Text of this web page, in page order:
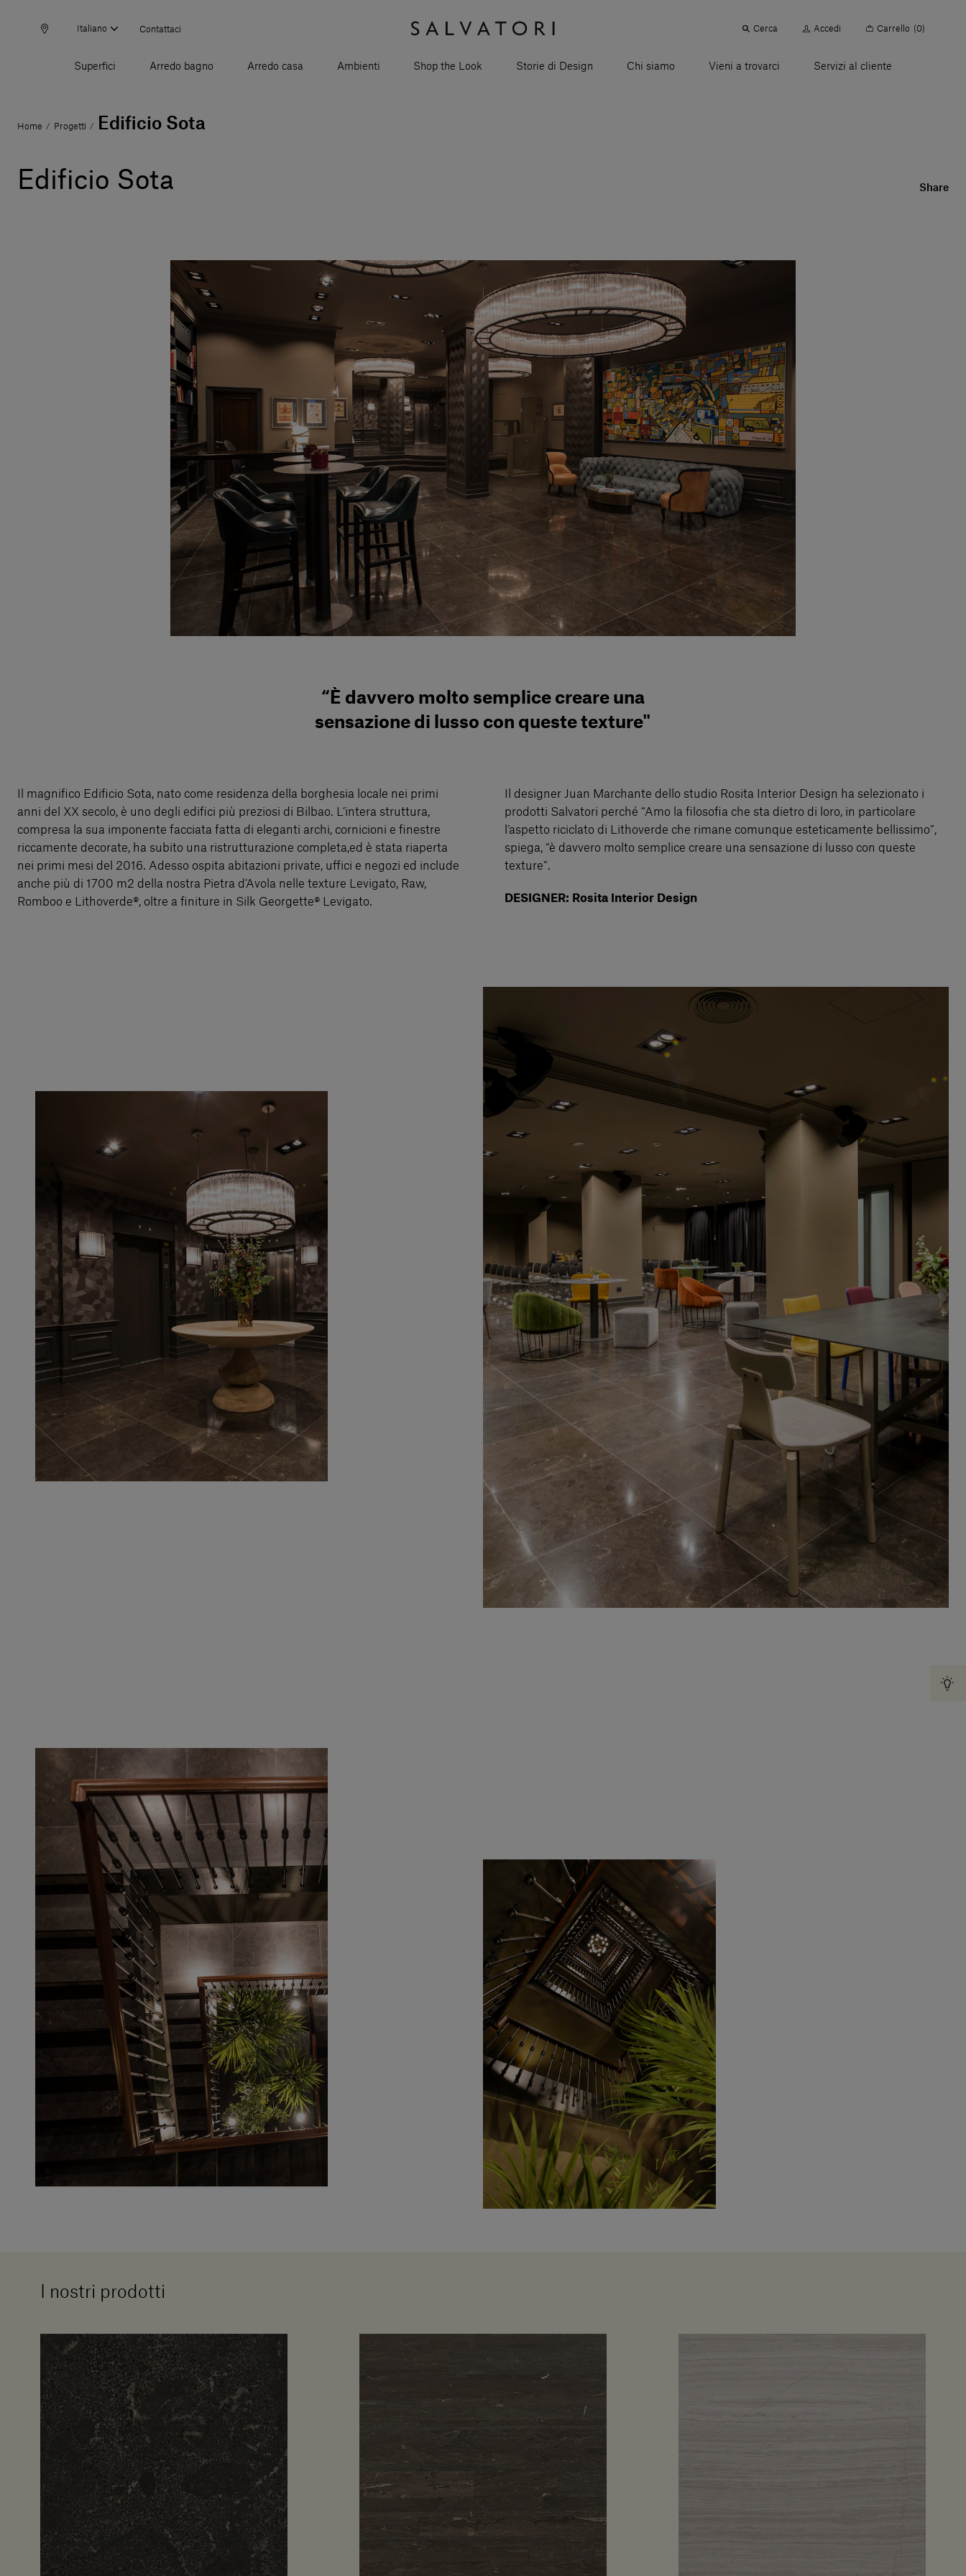
Italiano Contattaci Cerca Accedi Carrello (0)
Superfici Arredo bagno Arredo casa Ambienti Shop the Look Storie di Design Chi siamo Vieni a trovarci Servizi al cliente
Home / Progetti / Edificio Sota
Edificio Sota Share
“È davvero molto semplice creare una
sensazione di lusso con queste texture"
Il magnifico Edificio Sota, nato come residenza della borghesia locale nei primi
anni del XX secolo, è uno degli edifici più preziosi di Bilbao. L’intera struttura,
compresa la sua imponente facciata fatta di eleganti archi, cornicioni e finestre
riccamente decorate, ha subito una ristrutturazione completa,ed è stata riaperta
nei primi mesi del 2016. Adesso ospita abitazioni private, uffici e negozi ed include
anche più di 1700 m2 della nostra Pietra d’Avola nelle texture Levigato, Raw,
Romboo e Lithoverde®, oltre a finiture in Silk Georgette® Levigato.
Il designer Juan Marchante dello studio Rosita Interior Design ha selezionato i
prodotti Salvatori perché “Amo la filosofia che sta dietro di loro, in particolare
l’aspetto riciclato di Lithoverde che rimane comunque esteticamente bellissimo”,
spiega, “è davvero molto semplice creare una sensazione di lusso con queste
texture”.
DESIGNER: Rosita Interior Design
I nostri prodotti